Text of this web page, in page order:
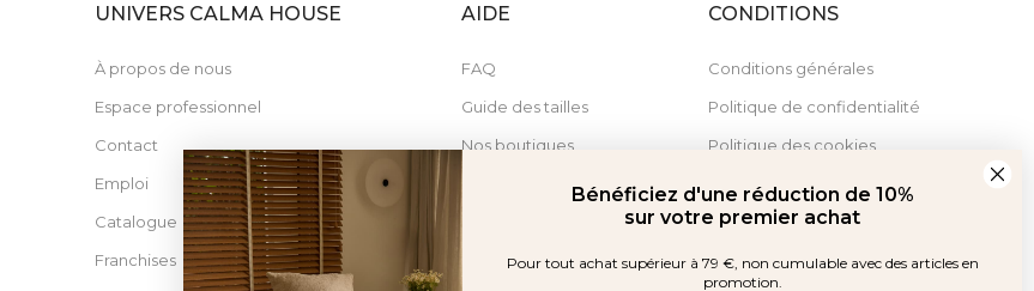
UNIVERS CALMA HOUSE
À propos de nous
Espace professionnel
Contact
Emploi
Catalogue
Franchises
AIDE
FAQ
Guide des tailles
Nos boutiques
CONDITIONS
Conditions générales
Politique de confidentialité
Politique des cookies
Derecho de desistimiento
Bénéficiez d'une réduction de 10%
sur votre premier achat
Pour tout achat supérieur à 79 €, non cumulable avec des articles en
promotion.